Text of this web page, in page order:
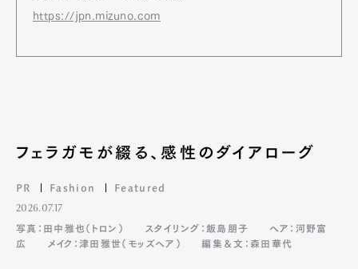
Pen Meet
https://jpn.mizuno.com
フェラガモが綴る、感性のダイアローグ
PR Fashion Featured
2026.07.17
写真：田中雅也（トロン）
スタイリング：飯島朋子
ヘア：河野富
広
メイク：津田雅世（モッズヘア） 編集＆文：森田華代